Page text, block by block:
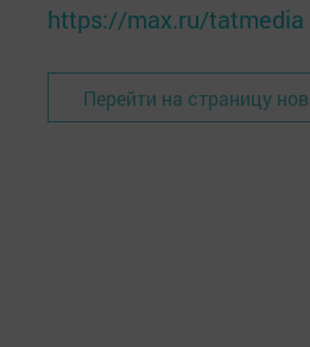
https://max.ru/tatmedia
Перейти на страницу